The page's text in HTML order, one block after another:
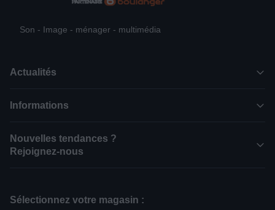
Son - Image - ménager - multimédia
Actualités
Informations
Nouvelles tendances ?
Rejoignez-nous
Sélectionnez votre magasin :